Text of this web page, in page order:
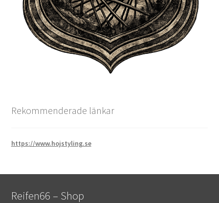
Rekommenderade länkar
https://www.hojstyling.se
Reifen66 – Shop